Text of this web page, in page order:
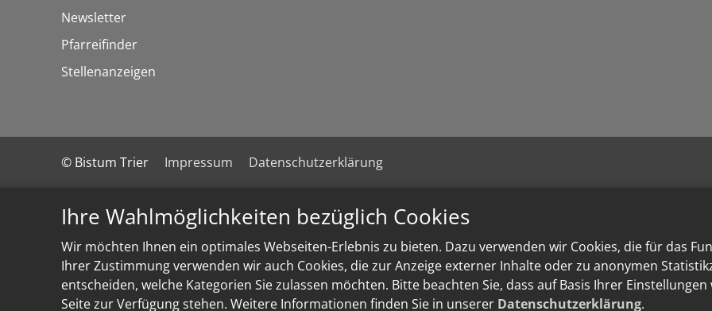
Ihre Wahlmöglichkeiten bezüglich Cookies
Wir möchten Ihnen ein optimales Webseiten-Erlebnis zu bieten. Dazu verwenden wir Cookies, die für das
Ihrer Zustimmung verwenden wir auch Cookies, die zur Anzeige externer Inhalte oder zu anonymen
entscheiden, welche Kategorien Sie zulassen möchten. Bitte beachten Sie, dass auf Basis Ihrer
Seite zur Verfügung stehen. Weitere Informationen finden Sie in unserer Datenschutzerklärung.
Newsletter
Pfarreifinder
Stellenanzeigen
© Bistum Trier Impressum Datenschutzerklärung